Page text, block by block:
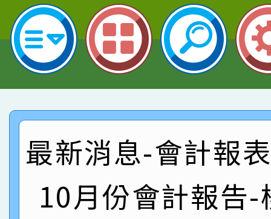
名 指導老師王老師、
園市英語競賽國小朗讀
指導老師林老師
賀！本校參加桃園市中
賽 劉文瑛教師榮獲教
臺灣台語-第二名
賀！本校參與2026世
市賽榮獲科學小創客佳
創客第三名。
賀！本校參加桃園市中
賽 洪綺君教師榮獲社
名
賀！本校阿巴斯O蜜、
倩參加桃園市科展 國
名 指導老師王老師、
賀！本校四年二班張O
園市英語競賽國小朗讀
賀！本校參加桃園市中
最新消息-會計報
10月份會計報告-